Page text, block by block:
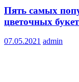
Пять самых
цветочных
07.05.2021 admin